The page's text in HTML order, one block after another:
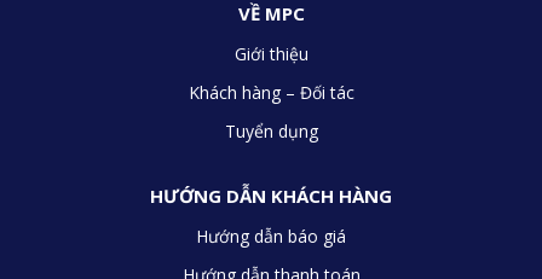
VỀ MPC
Giới thiệu
Khách hàng – Đối tác
Tuyển dụng
HƯỚNG DẪN KHÁCH HÀNG
Hướng dẫn báo giá